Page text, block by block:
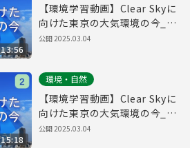
13:56
【環境学習動画】Clear Skyに
向けた東京の大気環境の今_③
快適な大気環境「Clear Sky」
公開2025.03.04
15:18
環境・自然
【環境学習動画】Clear Skyに
向けた東京の大気環境の今_②
大気汚染物質について知ろ
公開2025.03.04